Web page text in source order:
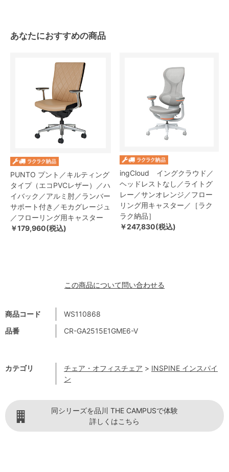
商品コード
WS110868
品番
CR-GA2515E1GME6-V
カテゴリ チェア・オフィスチェア > INSPINE インスパイ
ン
あなたにおすすめの商品
PUNTO プント／キルティング
タイプ（エコPVCレザー）／ハ
イバック／アルミ肘／ランバー
サポート付き／モカグレージュ
／フローリング用キャスター
￥179,960(税込)
ingCloud イングクラウド／
ヘッドレストなし／ライトグ
レー／サンオレンジ／フロー
リング用キャスター／［ラク
ラク納品］
￥247,830(税込)
この商品について問い合わせる
同シリーズを品川 THE CAMPUSで体験
詳しくはこちら